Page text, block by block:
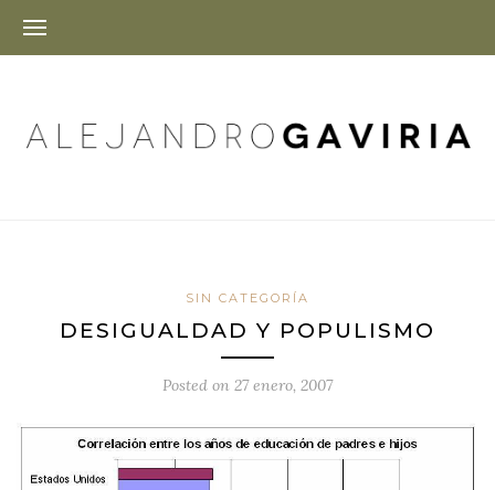
SIN CATEGORÍA
DESIGUALDAD Y POPULISMO
Posted on 27 enero, 2007